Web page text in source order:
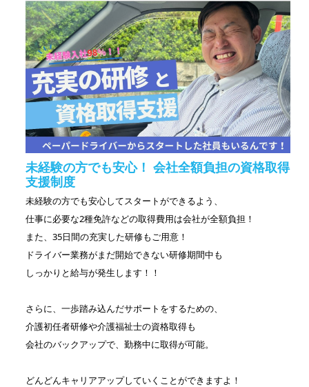
未経験の方でも安心！ 会社全額負担の資格取得
支援制度
未経験の方でも安心してスタートができるよう、
仕事に必要な2種免許などの取得費用は会社が全額負担！
また、35日間の充実した研修もご用意！
ドライバー業務がまだ開始できない研修期間中も
しっかりと給与が発生します！！
さらに、一歩踏み込んだサポートをするための、
介護初任者研修や介護福祉士の資格取得も
会社のバックアップで、勤務中に取得が可能。
どんどんキャリアアップしていくことができますよ！